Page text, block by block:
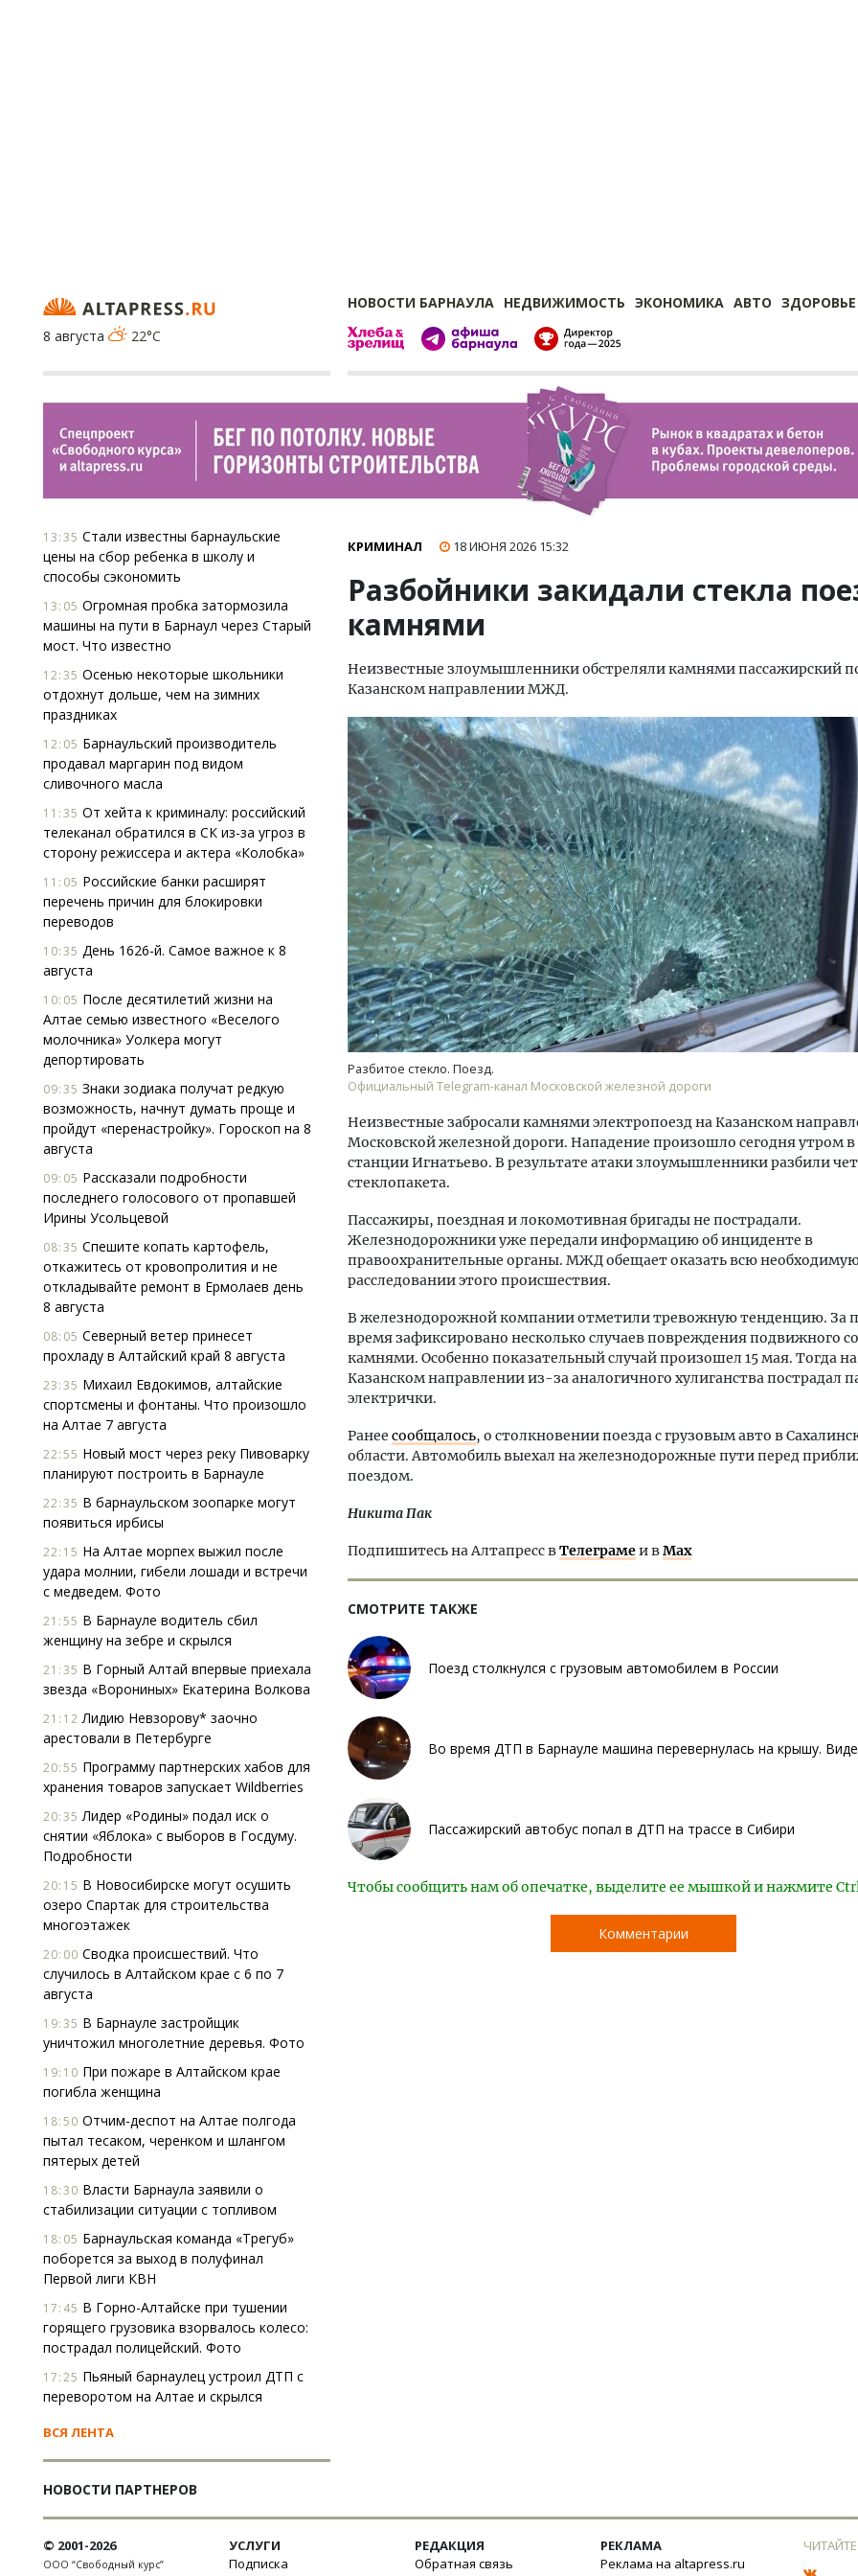
НОВОСТИ БАРНАУЛА НЕДВИЖИМОСТЬ ЭКОНОМИКА АВТО ЗДОРОВЬЕ
8 августа
22°C
13:35 Стали известны барнаульские
цены на сбор ребенка в школу и
способы сэкономить
13:05 Огромная пробка затормозила
машины на пути в Барнаул через Старый
мост. Что известно
12:35 Осенью некоторые школьники
отдохнут дольше, чем на зимних
праздниках
12:05 Барнаульский производитель
продавал маргарин под видом
сливочного масла
11:35 От хейта к криминалу: российский
телеканал обратился в СК из-за угроз в
сторону режиссера и актера «Колобка»
11:05 Российские банки расширят
перечень причин для блокировки
переводов
10:35 День 1626-й. Самое важное к 8
августа
10:05 После десятилетий жизни на
Алтае семью известного «Веселого
молочника» Уолкера могут
депортировать
09:35 Знаки зодиака получат редкую
возможность, начнут думать проще и
пройдут «перенастройку». Гороскоп на 8
августа
09:05 Рассказали подробности
последнего голосового от пропавшей
Ирины Усольцевой
08:35 Спешите копать картофель,
откажитесь от кровопролития и не
откладывайте ремонт в Ермолаев день
8 августа
08:05 Северный ветер принесет
прохладу в Алтайский край 8 августа
23:35 Михаил Евдокимов, алтайские
спортсмены и фонтаны. Что произошло
на Алтае 7 августа
22:55 Новый мост через реку Пивоварку
планируют построить в Барнауле
22:35 В барнаульском зоопарке могут
появиться ирбисы
22:15 На Алтае морпех выжил после
удара молнии, гибели лошади и встречи
с медведем. Фото
21:55 В Барнауле водитель сбил
женщину на зебре и скрылся
21:35 В Горный Алтай впервые приехала
звезда «Ворониных» Екатерина Волкова
21:12 Лидию Невзорову* заочно
арестовали в Петербурге
20:55 Программу партнерских хабов для
хранения товаров запускает Wildberries
20:35 Лидер «Родины» подал иск о
снятии «Яблока» с выборов в Госдуму.
Подробности
20:15 В Новосибирске могут осушить
озеро Спартак для строительства
многоэтажек
20:00 Сводка происшествий. Что
случилось в Алтайском крае с 6 по 7
августа
19:35 В Барнауле застройщик
уничтожил многолетние деревья. Фото
19:10 При пожаре в Алтайском крае
погибла женщина
18:50 Отчим-деспот на Алтае полгода
пытал тесаком, черенком и шлангом
пятерых детей
18:30 Власти Барнаула заявили о
стабилизации ситуации с топливом
18:05 Барнаульская команда «Трегуб»
поборется за выход в полуфинал
Первой лиги КВН
17:45 В Горно-Алтайске при тушении
горящего грузовика взорвалось колесо:
пострадал полицейский. Фото
17:25 Пьяный барнаулец устроил ДТП с
переворотом на Алтае и скрылся
ВСЯ ЛЕНТА
НОВОСТИ ПАРТНЕРОВ
КРИМИНАЛ 18 ИЮНЯ 2026 15:32
Разбойники закидали стекла
камнями
Неизвестные злоумышленники обстреляли камнями пассажирский
Казанском направлении МЖД.
Разбитое стекло. Поезд.
Официальный Telegram-канал Московской железной дороги
Неизвестные забросали камнями электропоезд на Казанском
Московской железной дороги. Нападение произошло сегодня утром в
станции Игнатьево. В результате атаки злоумышленники разбили
стеклопакета.
Пассажиры, поездная и локомотивная бригады не пострадали.
Железнодорожники уже передали информацию об инциденте в
правоохранительные органы. МЖД обещает оказать всю
расследовании этого происшествия.
В железнодорожной компании отметили тревожную тенденцию. За
время зафиксировано несколько случаев повреждения подвижного
камнями. Особенно показательный случай произошел 15 мая. Тогда
Казанском направлении из-за аналогичного хулиганства пострадал
электрички.
Ранее сообщалось, о столкновении поезда с грузовым авто в
области. Автомобиль выехал на железнодорожные пути перед
поездом.
Никита Пак
Подпишитесь на Алтапресс вТелеграмеи вMax
СМОТРИТЕ ТАКЖЕ
Поезд столкнулся с грузовым автомобилем в России
Во время ДТП в Барнауле машина перевернулась на крышу.
Пассажирский автобус попал в ДТП на трассе в Сибири
Чтобы сообщить нам об опечатке, выделите ее мышкой и нажмите
Комментарии
Ищем новые берега. Гендиректор
«Жилищной инициативы» Юрий
оставаться на плаву, когда рынок
СТРОИТЕЛЬСТВО
Архитектурный код
земли. Мощение
стандартом
© 2001-2026
ООО “Свободный курс”
УСЛУГИ
Подписка
РЕДАКЦИЯ
Обратная связь
РЕКЛАМА
Реклама на altapress.ru